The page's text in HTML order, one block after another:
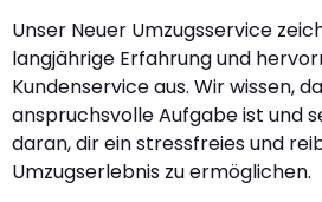
Unser Neuer Umzugsservice
langjährige Erfahrung und
Kundenservice aus. Wir wissen,
anspruchsvolle Aufgabe ist und
daran, dir ein stressfreies und
Umzugserlebnis zu ermöglichen.